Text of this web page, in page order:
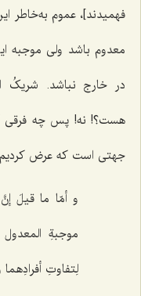
فهمیدند]، عموم به‌خاطر
معدوم باشد ولی
در خارج نباشد. شریکُ
هست؟! نه! پس چه فرقی
جهتی است که عرض
و أمّا ما قیلَ
موجبةِ
لِتفاوتِ